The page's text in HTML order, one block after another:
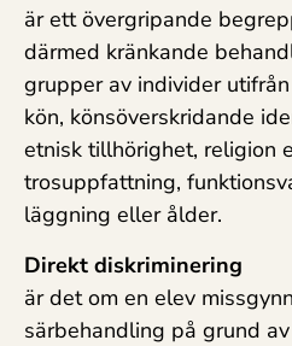
är ett övergripande
därmed kränkande
grupper av individer
kön, könsöverskridande
etnisk tillhörighet, religion
trosuppfattning,
läggning eller ålder.
Direkt diskriminering
är det om en elev
särbehandling på grund